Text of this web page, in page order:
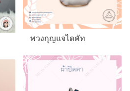
พวงกุญแจไดคัท